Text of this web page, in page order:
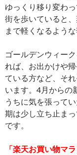
ゆっくり移り変わ
街を歩いていると
まで軽くなるような
ゴールデンウィー
れば、お出かけや
ている方など、そ
います。4月からの
うちに気を張って
期は少し立ち止ま
です。
「楽天お買い物マ